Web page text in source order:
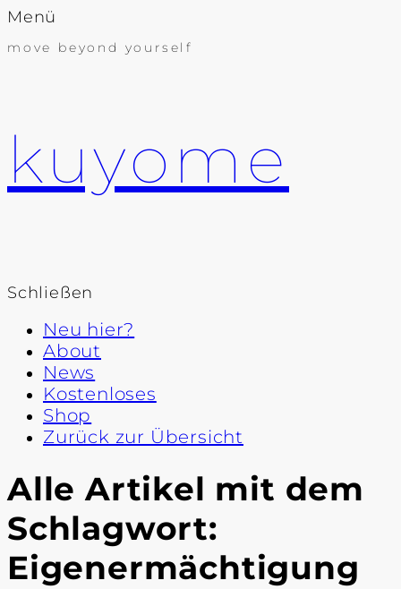
Menü
move beyond yourself
kuyome
Schließen
Neu hier?
About
News
Kostenloses
Shop
Zurück zur Übersicht
Alle Artikel mit dem
Schlagwort:
Eigenermächtigung